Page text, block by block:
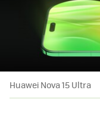
Huawei Nova 15 Ultra